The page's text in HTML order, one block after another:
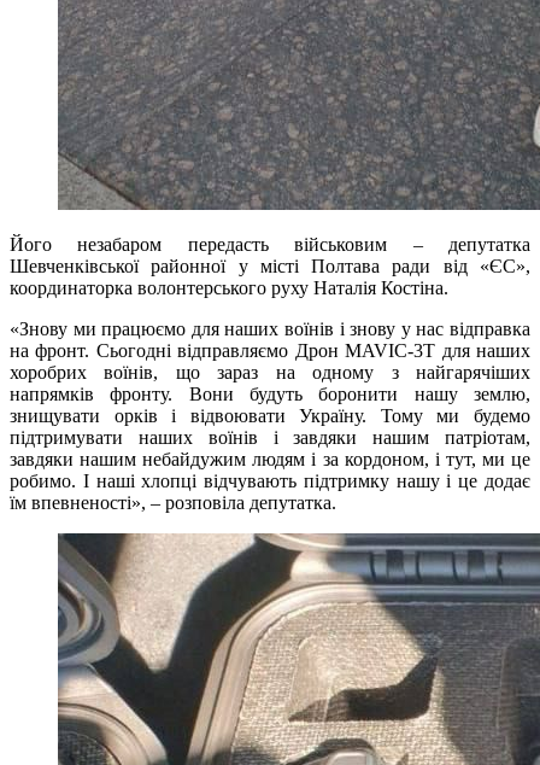
Його незабаром передасть військовим – депутатка
Шевченківської районної у місті Полтава ради від «ЄС»,
координаторка волонтерського руху Наталія Костіна.
«Знову ми працюємо для наших воїнів і знову у нас відправка
на фронт. Сьогодні відправляємо Дрон МAVIC-3Т для наших
хоробрих воїнів, що зараз на одному з найгарячіших
напрямків фронту. Вони будуть боронити нашу землю,
знищувати орків і відвоювати Україну. Тому ми будемо
підтримувати наших воїнів і завдяки нашим патріотам,
завдяки нашим небайдужим людям і за кордоном, і тут, ми це
робимо. І наші хлопці відчувають підтримку нашу і це додає
їм впевненості», – розповіла депутатка.